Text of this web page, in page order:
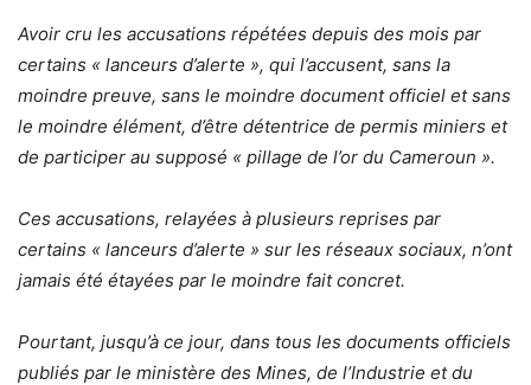
Avoir cru les accusations répétées depuis des mois par
certains « lanceurs d’alerte », qui l’accusent, sans la
moindre preuve, sans le moindre document officiel et sans
le moindre élément, d’être détentrice de permis miniers et
de participer au supposé « pillage de l’or du Cameroun ».
Ces accusations, relayées à plusieurs reprises par
certains « lanceurs d’alerte » sur les réseaux sociaux, n’ont
jamais été étayées par le moindre fait concret.
Pourtant, jusqu’à ce jour, dans tous les documents officiels
publiés par le ministère des Mines, de l’Industrie et du